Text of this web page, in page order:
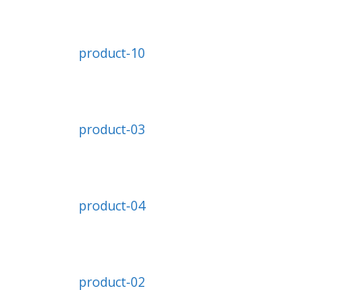
product-10
product-03
product-04
product-02